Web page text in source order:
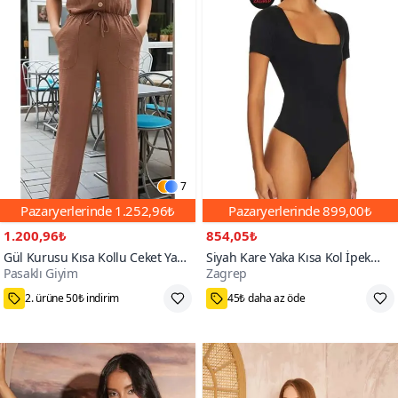
7
Pazaryerlerinde 1.252,96₺
1.200,96₺
Gül Kurusu Kısa Kollu Ceket Yaka
Düğmeli Beli Büzgülü Tulum
Pasaklı Giyim
75₺ Kupon Fırsatı
Pazaryerlerinde899,00₺
854,05₺
Siyah Kare Yaka Kısa Kol İpek
Jarse Bodysuit
Zagrep
M,L,XS,S